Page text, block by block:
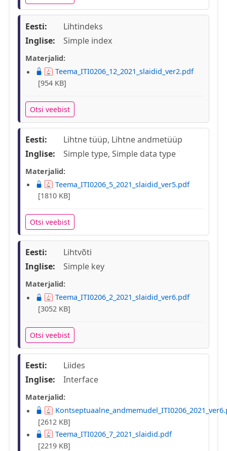
Eesti:
Lihtindeks
Inglise:
Simple index
Materjalid:
Teema_ITI0206_12_2021_slaidid_ver2.pdf
[954 KB]
Otsi veebist
Eesti:
Lihtne tüüp, Lihtne andmetüüp
Inglise:
Simple type, Simple data type
Materjalid:
Teema_ITI0206_5_2021_slaidid_ver5.pdf
[1810 KB]
Otsi veebist
Eesti:
Lihtvõti
Inglise:
Simple key
Materjalid:
Teema_ITI0206_2_2021_slaidid_ver6.pdf
[3052 KB]
Otsi veebist
Eesti:
Liides
Inglise:
Interface
Materjalid:
[2612 KB]
Teema_ITI0206_7_2021_slaidid.pdf
[2219 KB]